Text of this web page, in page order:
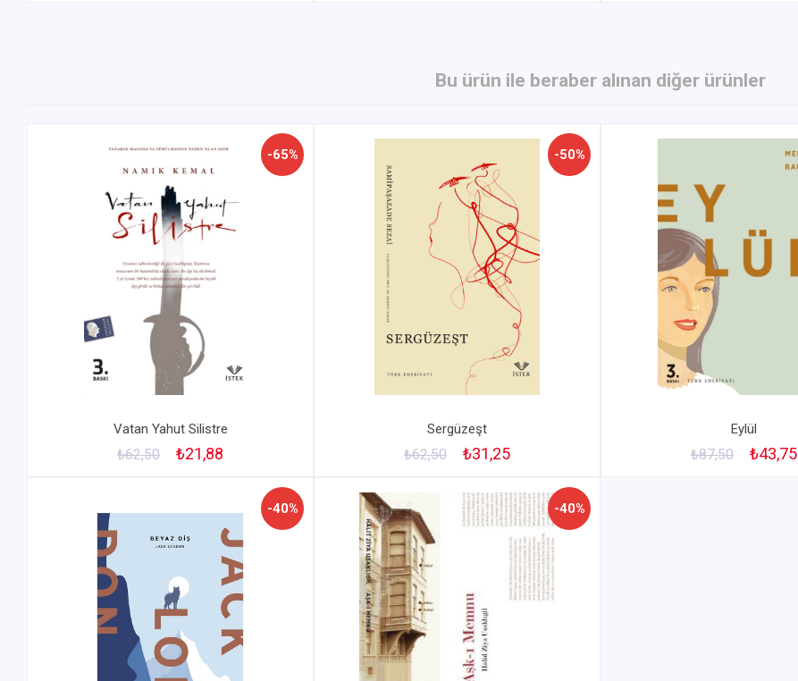
Bu ürün ile beraber alınan diğer ürünler
-65%
Vatan Yahut Silistre
₺62,50 ₺21,88
-50%
Sergüzeşt
₺62,50 ₺31,25
Eylül
₺87,50 ₺43,75
-40% -40%